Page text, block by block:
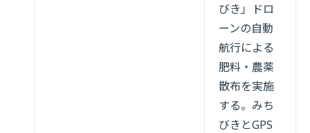
びき」ドロ
ーンの自動
航行による
肥料・農薬
散布を実施
する。みち
びきとGPS